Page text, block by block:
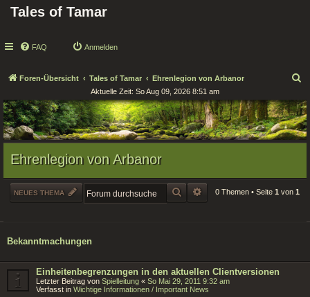
Tales of Tamar
FAQ Anmelden
Foren-Übersicht Tales of Tamar Ehrenlegion von Arbanor
c
h
e
Aktuelle Zeit: So Aug 09, 2026 8:51 am
Ehrenlegion von Arbanor
NEUES THEMA SUCHE ERWEITERTE SUCHE
0 Themen • Seite 1 von 1
Bekanntmachungen
Einheitenbegrenzungen in den aktuellen Clientversionen
Letzter Beitrag von Spielleitung « So Mai 29, 2011 9:32 am
Verfasst in Wichtige Informationen / Important News